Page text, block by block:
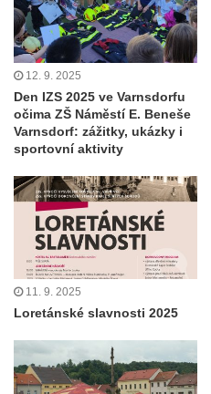
12. 9. 2025
Den IZS 2025 ve Varnsdorfu
očima ZŠ Náměstí E. Beneše
Varnsdorf: zážitky, ukázky i
sportovní aktivity
11. 9. 2025
Loretánské slavnosti 2025